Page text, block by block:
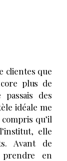
clientes que
plus de
des
idéale me
qu’il
elle
Avant de
en